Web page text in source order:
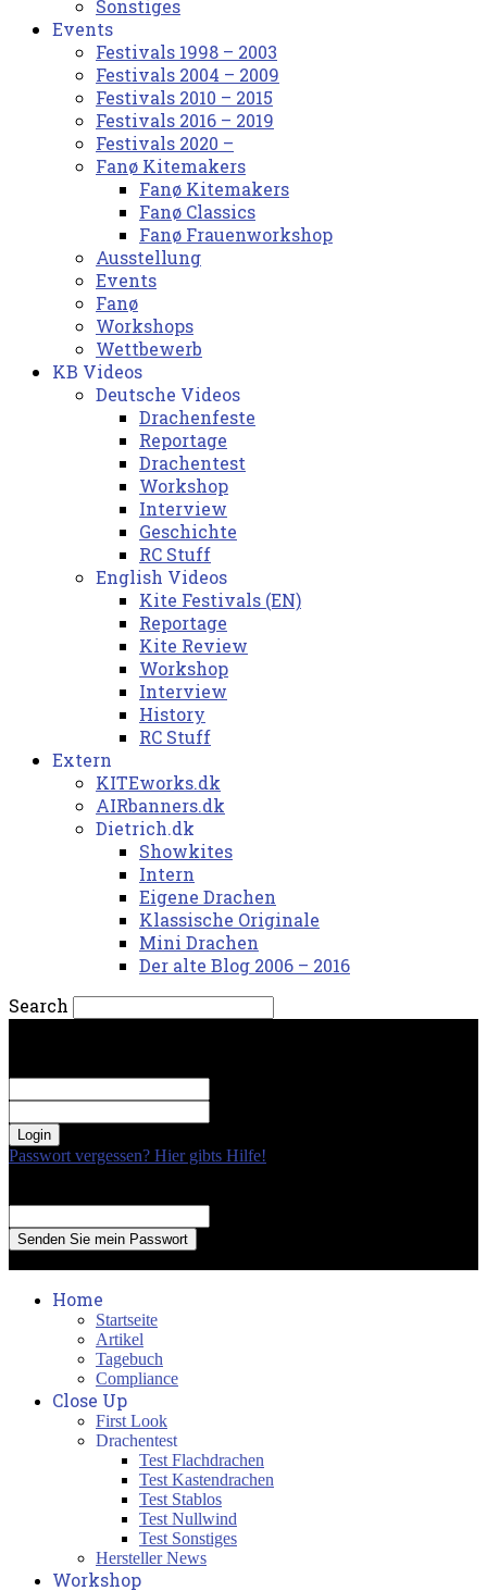
Sonstiges
Events
Festivals 1998 – 2003
Festivals 2004 – 2009
Festivals 2010 – 2015
Festivals 2016 – 2019
Festivals 2020 –
Fanø Kitemakers
Fanø Kitemakers
Fanø Classics
Fanø Frauenworkshop
Ausstellung
Events
Fanø
Workshops
Wettbewerb
KB Videos
Deutsche Videos
Drachenfeste
Reportage
Drachentest
Workshop
Interview
Geschichte
RC Stuff
English Videos
Kite Festivals (EN)
Reportage
Kite Review
Workshop
Interview
History
RC Stuff
Extern
KITEworks.dk
AIRbanners.dk
Dietrich.dk
Showkites
Intern
Eigene Drachen
Klassische Originale
Mini Drachen
Der alte Blog 2006 – 2016
Search
Passwort vergessen? Hier gibts Hilfe!
Home
Startseite
Artikel
Tagebuch
Compliance
Close Up
First Look
Drachentest
Test Flachdrachen
Test Kastendrachen
Test Stablos
Test Nullwind
Test Sonstiges
Hersteller News
Workshop